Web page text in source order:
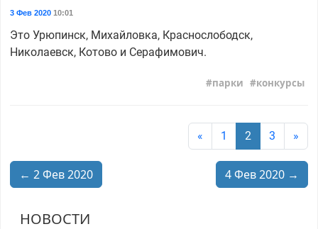
3 Фев 202010:01
Это Урюпинск, Михайловка, Краснослободск,
Николаевск, Котово и Серафимович.
парки конкурсы
« 1 2 3 »
← 2 Фев 2020 4 Фев 2020 →
НОВОСТИ